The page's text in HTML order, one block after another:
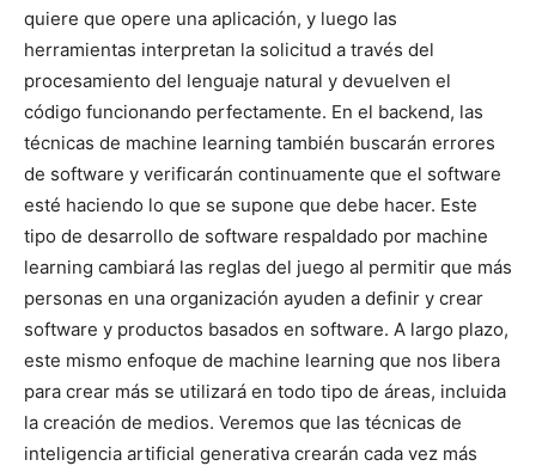
quiere que opere una aplicación, y luego las
herramientas interpretan la solicitud a través del
procesamiento del lenguaje natural y devuelven el
código funcionando perfectamente. En el backend, las
técnicas de machine learning también buscarán errores
de software y verificarán continuamente que el software
esté haciendo lo que se supone que debe hacer. Este
tipo de desarrollo de software respaldado por machine
learning cambiará las reglas del juego al permitir que más
personas en una organización ayuden a definir y crear
software y productos basados en software. A largo plazo,
este mismo enfoque de machine learning que nos libera
para crear más se utilizará en todo tipo de áreas, incluida
la creación de medios. Veremos que las técnicas de
inteligencia artificial generativa crearán cada vez más